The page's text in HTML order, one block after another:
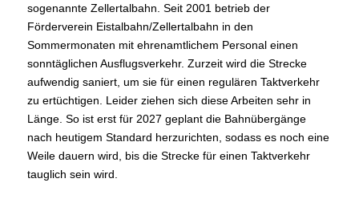
sogenannte Zellertalbahn. Seit 2001 betrieb der
Förderverein Eistalbahn/Zellertalbahn in den
Sommermonaten mit ehrenamtlichem Personal einen
sonntäglichen Ausflugsverkehr. Zurzeit wird die Strecke
aufwendig saniert, um sie für einen regulären Taktverkehr
zu ertüchtigen. Leider ziehen sich diese Arbeiten sehr in
Länge. So ist erst für 2027 geplant die Bahnübergänge
nach heutigem Standard herzurichten, sodass es noch eine
Weile dauern wird, bis die Strecke für einen Taktverkehr
tauglich sein wird.